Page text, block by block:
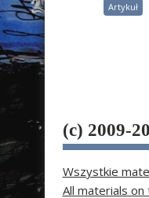
Artykuł
(c) 2009-
Wszystkie
All materials